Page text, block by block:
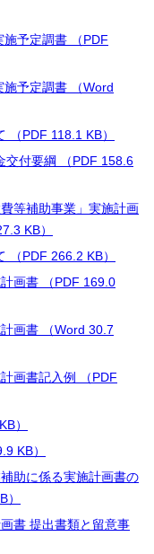
予定調書 （PDF
予定調書 （Word
（PDF 118.1 KB）
交付要綱 （PDF 158.6
等補助事業」実施計画
KB）
（PDF 266.2 KB）
画書 （PDF 169.0
画書 （Word 30.7
画書記入例 （PDF
）
KB）
助に係る実施計画書の
書 提出書類と留意事